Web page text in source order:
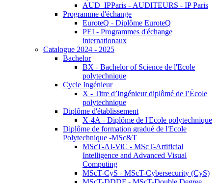
AUD_IPParis - AUDITEURS - IP Paris
Programme d'échange
EuroteQ - Diplôme EuroteQ
PEI - Programmes d'échange
internationaux
Catalogue 2024 - 2025
Bachelor
BX - Bachelor of Science de l'Ecole
polytechnique
Cycle Ingénieur
X - Titre d’Ingénieur diplômé de l’École
polytechnique
Diplôme d'établissement
X-4A - Diplôme de l'Ecole polytechnique
Diplôme de formation gradué de l'Ecole
Polytechnique -MSc&T
MScT-AI-ViC - MScT-Artificial
Intelligence and Advanced Visual
Computing
MScT-CyS - MScT-Cybersecurity (CyS)